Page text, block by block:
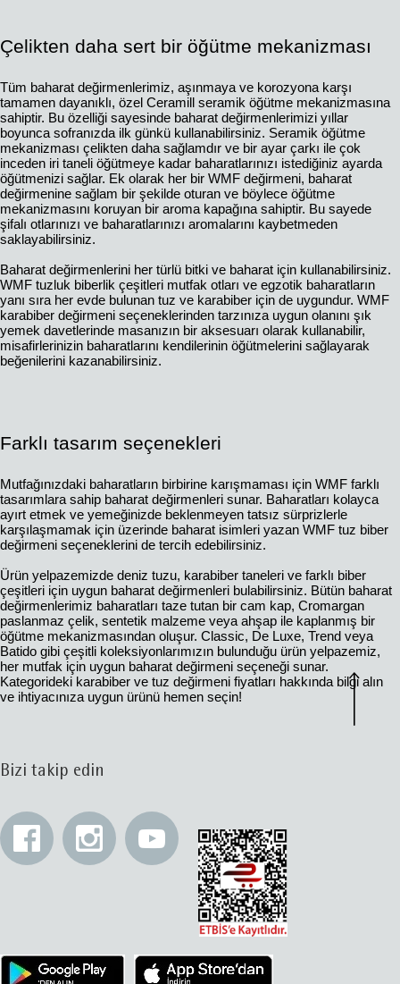
Çelikten daha sert bir öğütme mekanizması
Tüm baharat değirmenlerimiz, aşınmaya ve korozyona karşı
tamamen dayanıklı, özel Ceramill seramik öğütme mekanizmasına
sahiptir. Bu özelliği sayesinde baharat değirmenlerimizi yıllar
boyunca sofranızda ilk günkü kullanabilirsiniz. Seramik öğütme
mekanizması çelikten daha sağlamdır ve bir ayar çarkı ile çok
inceden iri taneli öğütmeye kadar baharatlarınızı istediğiniz ayarda
öğütmenizi sağlar. Ek olarak her bir WMF değirmeni, baharat
değirmenine sağlam bir şekilde oturan ve böylece öğütme
mekanizmasını koruyan bir aroma kapağına sahiptir. Bu sayede
şifalı otlarınızı ve baharatlarınızı aromalarını kaybetmeden
saklayabilirsiniz.
Baharat değirmenlerini her türlü bitki ve baharat için kullanabilirsiniz.
WMF tuzluk biberlik çeşitleri mutfak otları ve egzotik baharatların
yanı sıra her evde bulunan tuz ve karabiber için de uygundur. WMF
karabiber değirmeni seçeneklerinden tarzınıza uygun olanını şık
yemek davetlerinde masanızın bir aksesuarı olarak kullanabilir,
misafirlerinizin baharatlarını kendilerinin öğütmelerini sağlayarak
beğenilerini kazanabilirsiniz.
Farklı tasarım seçenekleri
Mutfağınızdaki baharatların birbirine karışmaması için WMF farklı
tasarımlara sahip baharat değirmenleri sunar. Baharatları kolayca
ayırt etmek ve yemeğinizde beklenmeyen tatsız sürprizlerle
karşılaşmamak için üzerinde baharat isimleri yazan WMF tuz biber
değirmeni seçeneklerini de tercih edebilirsiniz.
Ürün yelpazemizde deniz tuzu, karabiber taneleri ve farklı biber
çeşitleri için uygun baharat değirmenleri bulabilirsiniz. Bütün baharat
değirmenlerimiz baharatları taze tutan bir cam kap, Cromargan
paslanmaz çelik, sentetik malzeme veya ahşap ile kaplanmış bir
öğütme mekanizmasından oluşur. Classic, De Luxe, Trend veya
Batido gibi çeşitli koleksiyonlarımızın bulunduğu ürün yelpazemiz,
her mutfak için uygun baharat değirmeni seçeneği sunar.
Kategorideki karabiber ve tuz değirmeni fiyatları hakkında bilgi alın
ve ihtiyacınıza uygun ürünü hemen seçin!
Bizi takip edin